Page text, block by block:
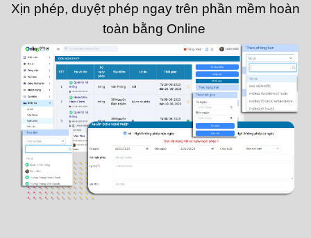
Xịn phép, duyệt phép ngay trên phần mềm hoàn
toàn bằng Online